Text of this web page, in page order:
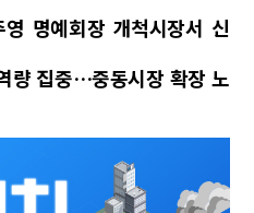
명예회장 개척시장서 신
량 집중…중동시장 확장 노